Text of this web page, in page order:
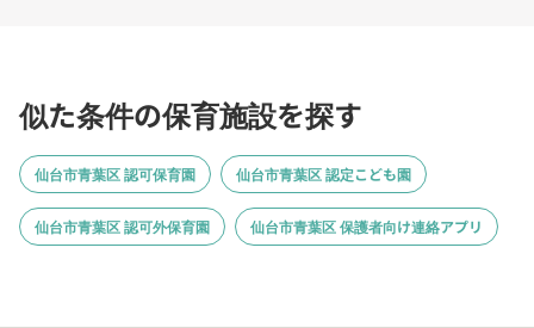
似た条件の保育施設を探す
仙台市青葉区 認可保育園 仙台市青葉区 認定こども園
仙台市青葉区 認可外保育園 仙台市青葉区 保護者向け連絡アプリ